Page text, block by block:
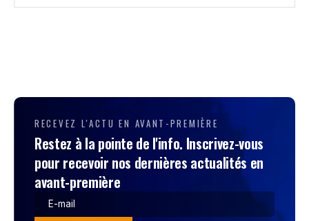
RECEVEZ L'ACTU EN AVANT-PREMIÈRE
Restez à la pointe de l'info. Inscrivez-vous
pour recevoir nos dernières actualités en
avant-première